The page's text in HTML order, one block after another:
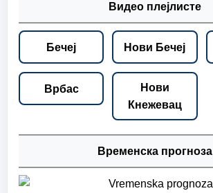
Видео плејлисте
Бечеј Нови Бечеј
Врбас
Нови
Кнежевац
Временска прогноза